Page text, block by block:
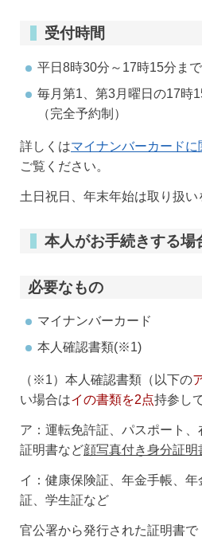
受付時間
平日8時30分～17時15分まで
毎月第1、第3月曜日の17時
（完全予約制）
詳しくはマイナンバーカード
ご覧ください。
土日祝日、年末年始は取り扱い
本人がお手続きする場
必要なもの
マイナンバーカード
本人確認書類(※1)
（※1）本人確認書類（以下の
い場合はイの書類を2点持参し
ア：運転免許証、パスポート
証明書など顔写真付き身分証明
イ：健康保険証、年金手帳、
証、学生証など
官公署から発行された証明書で